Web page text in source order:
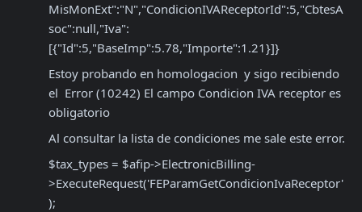
MisMonExt":"N","CondicionIVAReceptorId":5,"CbtesA
soc":null,"Iva":
[{"Id":5,"BaseImp":5.78,"Importe":1.21}]}
Estoy probando en homologacion  y sigo recibiendo
el  Error (10242) El campo Condicion IVA receptor es
obligatorio
Al consultar la lista de condiciones me sale este error.
$tax_types = $afip->ElectronicBilling-
>ExecuteRequest('FEParamGetCondicionIvaReceptor'
);